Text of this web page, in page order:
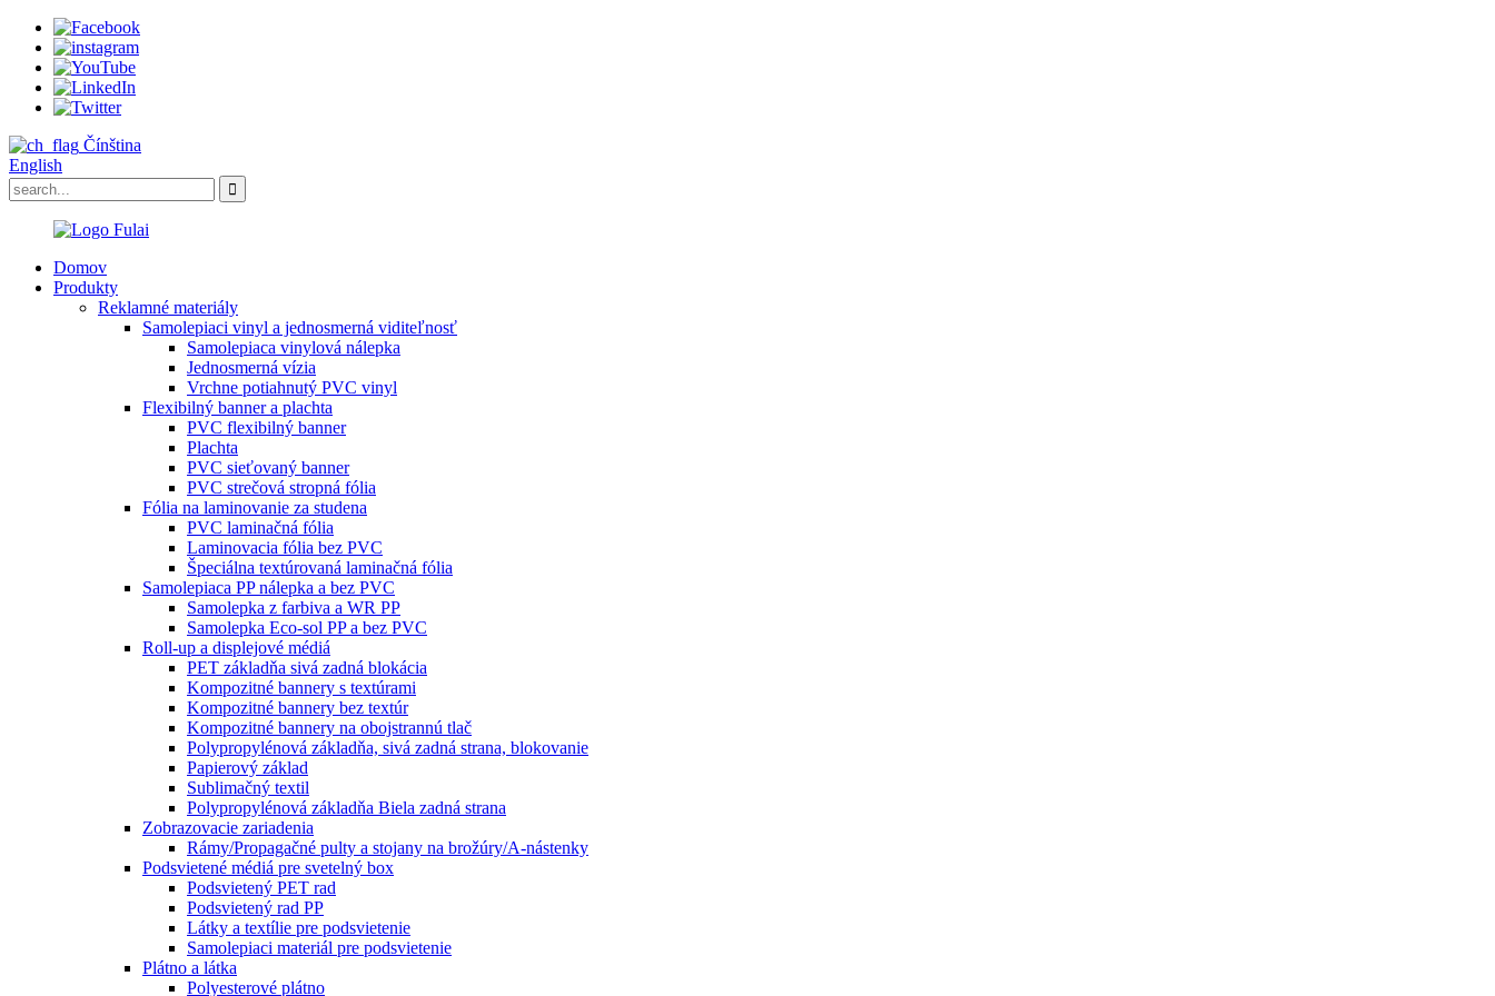
Čínština
English
Domov
Produkty
Reklamné materiály
Samolepiaci vinyl a jednosmerná viditeľnosť
Samolepiaca vinylová nálepka
Jednosmerná vízia
Vrchne potiahnutý PVC vinyl
Flexibilný banner a plachta
PVC flexibilný banner
Plachta
PVC sieťovaný banner
PVC strečová stropná fólia
Fólia na laminovanie za studena
PVC laminačná fólia
Laminovacia fólia bez PVC
Špeciálna textúrovaná laminačná fólia
Samolepiaca PP nálepka a bez PVC
Samolepka z farbiva a WR PP
Samolepka Eco-sol PP a bez PVC
Roll-up a displejové médiá
PET základňa sivá zadná blokácia
Kompozitné bannery s textúrami
Kompozitné bannery bez textúr
Kompozitné bannery na obojstrannú tlač
Polypropylénová základňa, sivá zadná strana, blokovanie
Papierový základ
Sublimačný textil
Polypropylénová základňa Biela zadná strana
Zobrazovacie zariadenia
Rámy/Propagačné pulty a stojany na brožúry/A-nástenky
Podsvietené médiá pre svetelný box
Podsvietený PET rad
Podsvietený rad PP
Látky a textílie pre podsvietenie
Samolepiaci materiál pre podsvietenie
Plátno a látka
Polyesterové plátno